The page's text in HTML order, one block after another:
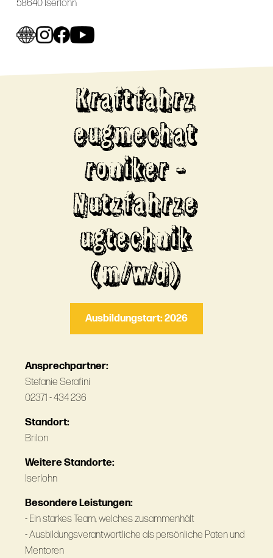
58640 Iserlohn
Kraftfahrz
eugmechat
roniker -
Nutzfahrze
ugtechnik
(m/w/d)
Ausbildungstart: 2026
Ansprechpartner:
Stefanie Serafini
02371 - 434 236
Standort:
Brilon
Weitere Standorte:
Iserlohn
Besondere Leistungen:
- Ein starkes Team, welches zusammenhält
- Ausbildungsverantwortliche als persönliche Paten und
Mentoren